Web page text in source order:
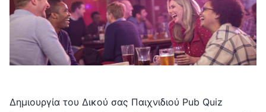
Δημιουργία του Δικού σας Παιχνιδιού Pub Quiz